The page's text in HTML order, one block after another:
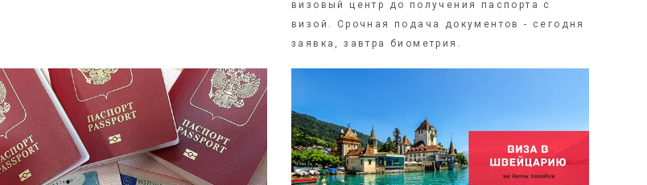
визовый центр до получения паспорта с
визой. Срочная подача документов - сегодня
заявка, завтра биометрия.
ПОДРОБНЕЕ ПОДРОБНЕЕ